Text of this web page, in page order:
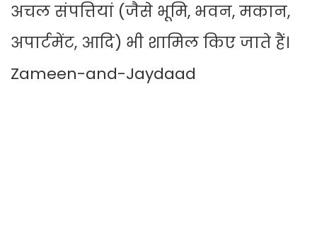
अचल संपत्तियां (जैसे भूमि, भवन, मकान,
अपार्टमेंट, आदि) भी शामिल किए जाते हैं।
Zameen-and-Jaydaad